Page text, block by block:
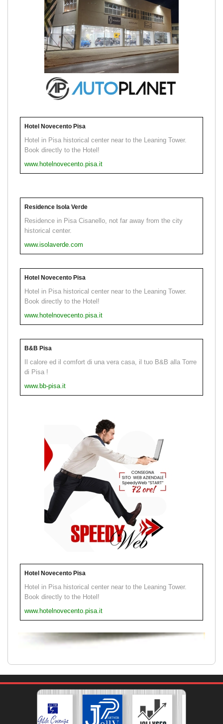
Hotel Novecento Pisa
Hotel in Pisa historical center near to the Leaning Tower.
Book directly to the Hotel!
www.hotelnovecento.pisa.it
Residence Isola Verde
Residence in Pisa Cisanello, not far away from the city
historical center.
www.isolaverde.com
Hotel Novecento Pisa
Hotel in Pisa historical center near to the Leaning Tower.
Book directly to the Hotel!
www.hotelnovecento.pisa.it
B&B Pisa
Il calore ed il comfort di una vera casa, il tuo B&B alla Torre
di Pisa !
www.bb-pisa.it
Hotel Novecento Pisa
Hotel in Pisa historical center near to the Leaning Tower.
Book directly to the Hotel!
www.hotelnovecento.pisa.it